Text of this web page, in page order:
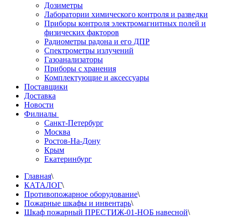
Дозиметры
Лаборатории химического контроля и разведки
Приборы контроля электромагнитных полей и
физических факторов
Радиометры радона и его ДПР
Спектрометры излучений
Газоанализаторы
Приборы с хранения
Комплектующие и аксессуары
Поставщики
Доставка
Новости
Филиалы
Санкт-Петербург
Москва
Ростов-На-Дону
Крым
Екатеринбург
Главная\
КАТАЛОГ\
Противопожарное оборудование\
Пожарные шкафы и инвентарь\
Шкаф пожарный ПРЕСТИЖ-01-НОБ навесной\